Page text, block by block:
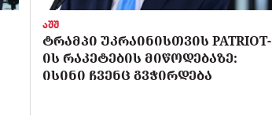
აშშ
ᲢᲠᲐᲛᲞᲘ ᲣᲙᲠᲐᲘᲜᲘᲡᲗᲕᲘᲡ PATRIOT-
ᲘᲡ ᲠᲐᲙᲔᲢᲔᲑᲘᲡ ᲛᲘᲬᲝᲓᲔᲑᲐᲖᲔ:
ᲘᲡᲘᲜᲘ ᲩᲕᲔᲜᲪ ᲒᲕᲭᲘᲠᲓᲔᲑᲐ